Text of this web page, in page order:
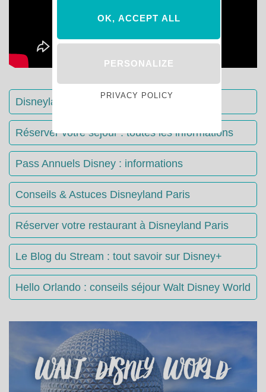
Disneyland Paris : Le guide complet
Réserver votre séjour : toutes les informations
Pass Annuels Disney : informations
Conseils & Astuces Disneyland Paris
Réserver votre restaurant à Disneyland Paris
Le Blog du Stream : tout savoir sur Disney+
Hello Orlando : conseils séjour Walt Disney World
OK, ACCEPT ALL
PERSONALIZE
PRIVACY POLICY